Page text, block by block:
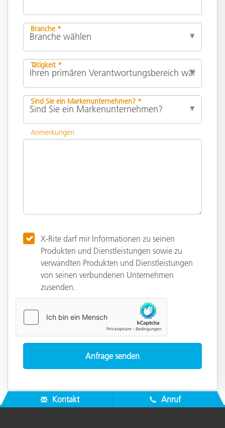
Branche *
Tätigkeit *
Sind Sie ein Markenunternehmen? *
Anmerkungen
X-Rite darf mir Informationen zu seinen
Produkten und Dienstleistungen sowie zu
verwandten Produkten und Dienstleistungen
von seinen verbundenen Unternehmen
zusenden.
Kontakt Anruf